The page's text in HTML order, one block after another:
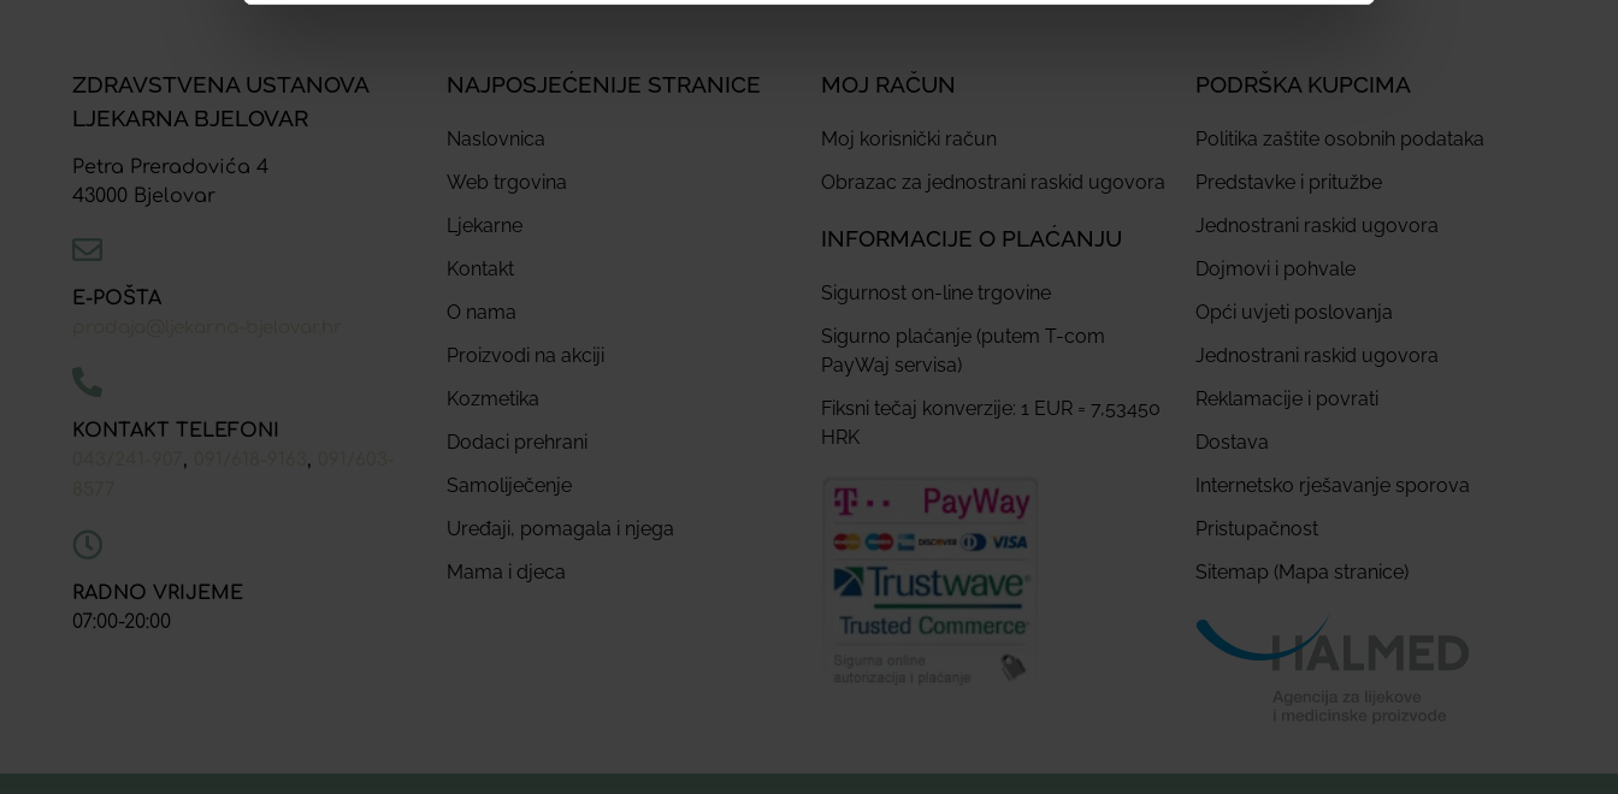
ZDRAVSTVENA USTANOVA
LJEKARNA BJELOVAR
Petra Preradovića 4
43000 Bjelovar
E-POŠTA
KONTAKT TELEFONI
, ,
RADNO VRIJEME
07:00-20:00
NAJPOSJEĆENIJE STRANICE
Naslovnica
Web trgovina
Ljekarne
Kontakt
O nama
Proizvodi na akciji
Kozmetika
Dodaci prehrani
Samoliječenje
Uređaji, pomagala i njega
Mama i djeca
MOJ RAČUN
Moj korisnički račun
Obrazac za jednostrani raskid ugovora
INFORMACIJE O PLAĆANJU
Sigurnost on-line trgovine
Sigurno plaćanje (putem T-com
PayWaj servisa)
Fiksni tečaj konverzije: 1 EUR = 7,53450
HRK
PODRŠKA KUPCIMA
Politika zaštite osobnih podataka
Predstavke i pritužbe
Jednostrani raskid ugovora
Dojmovi i pohvale
Opći uvjeti poslovanja
Jednostrani raskid ugovora
Reklamacije i povrati
Dostava
Internetsko rješavanje sporova
Pristupačnost
Sitemap (Mapa stranice)